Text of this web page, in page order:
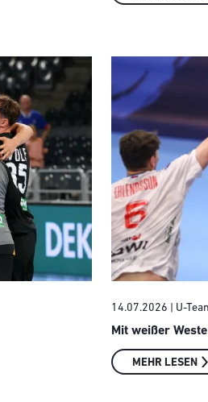
14.07.2026 | U-
Mit weißer
MEHR LESEN